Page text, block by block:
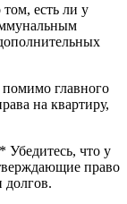
есть ли у
главного
на квартиру,
что у
право
долгов.